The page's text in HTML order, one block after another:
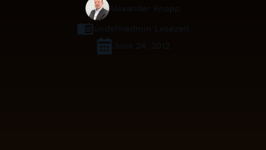
Alexander Knopp
undefined min Lesezeit
June 24, 2012